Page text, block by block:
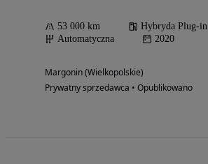
53 000 km
Hybryda Plug-in
Automatyczna
2020
Margonin (Wielkopolskie)
Prywatny sprzedawca • Opublikowano